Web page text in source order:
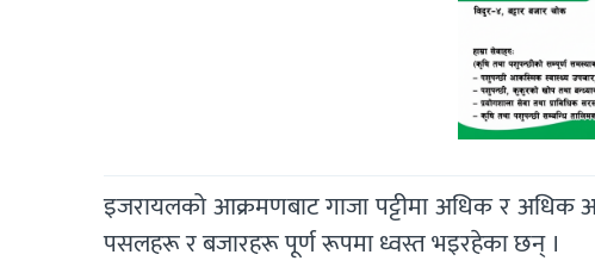
इजरायलको आक्रमणबाट गाजा पट्टीमा अधिक र
पसलहरू र बजारहरू पूर्ण रूपमा ध्वस्त भइरहेका छन् ।